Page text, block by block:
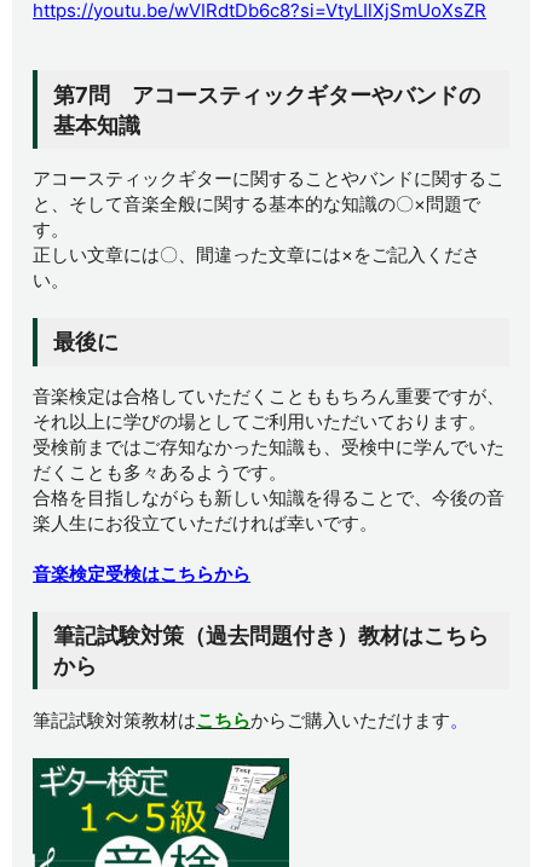
https://youtu.be/wVIRdtDb6c8?si=VtyLIlXjSmUoXsZR
第7問 アコースティックギターやバンドの
基本知識
アコースティックギターに関することやバンドに関するこ
と、そして音楽全般に関する基本的な知識の〇×問題で
す。
正しい文章には〇、間違った文章には×をご記入くださ
い。
最後に
音楽検定は合格していただくことももちろん重要ですが、
それ以上に学びの場としてご利用いただいております。
受検前まではご存知なかった知識も、受検中に学んでいた
だくことも多々あるようです。
合格を目指しながらも新しい知識を得ることで、今後の音
楽人生にお役立ていただければ幸いです。
音楽検定受検はこちらから
筆記試験対策（過去問題付き）教材はこちら
から
筆記試験対策教材はこちらからご購入いただけます。